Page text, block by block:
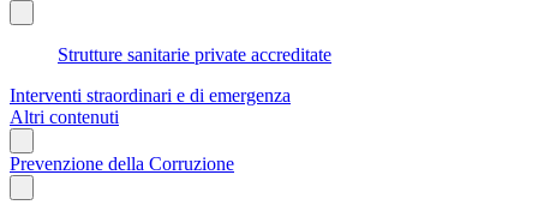
Strutture sanitarie private accreditate
Interventi straordinari e di emergenza
Altri contenuti
Prevenzione della Corruzione